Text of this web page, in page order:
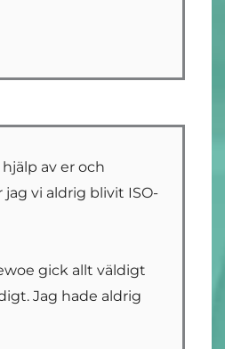
av er och
vi aldrig blivit ISO-
gick allt väldigt
Jag hade aldrig